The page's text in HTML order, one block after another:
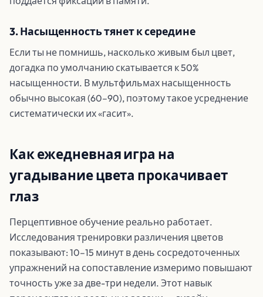
3. Насыщенность тянет к середине
Если ты не помнишь, насколько живым был цвет,
догадка по умолчанию скатывается к 50%
насыщенности. В мультфильмах насыщенность
обычно высокая (60–90), поэтому такое усреднение
систематически их «гасит».
Как ежедневная игра на
угадывание цвета прокачивает
глаз
Перцептивное обучение реально работает.
Исследования тренировки различения цветов
показывают: 10–15 минут в день сосредоточенных
упражнений на сопоставление измеримо повышают
точность уже за две-три недели. Этот навык